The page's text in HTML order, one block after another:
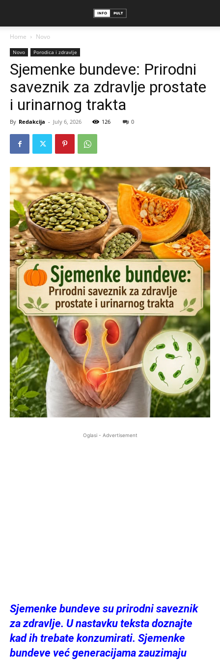
Home Novo
Novo Porodica i zdravlje
Sjemenke bundeve: Prirodni
saveznik za zdravlje prostate
i urinarnog trakta
By Redakcija - July 6, 2026 126 0
Oglasi - Advertisement
Sjemenke bundeve su prirodni saveznik
za zdravlje. U nastavku teksta doznajte
kad ih trebate konzumirati. Sjemenke
bundeve već generacijama zauzimaju